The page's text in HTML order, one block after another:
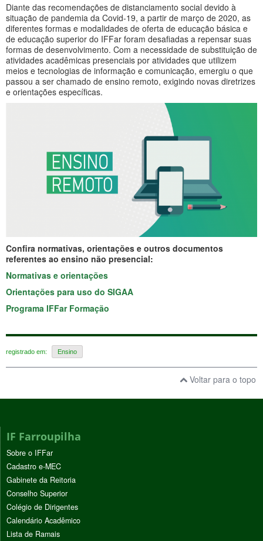
Diante das recomendações de distanciamento social devido à
situação de pandemia da Covid-19, a partir de março de 2020, as
diferentes formas e modalidades de oferta de educação básica e
de educação superior do IFFar foram desafiadas a repensar suas
formas de desenvolvimento. Com a necessidade de substituição de
atividades acadêmicas presenciais por atividades que utilizem
meios e tecnologias de informação e comunicação, emergiu o que
passou a ser chamado de ensino remoto, exigindo novas diretrizes
e orientações específicas.
Confira normativas, orientações e outros documentos
referentes ao ensino não presencial:
Normativas e orientações
Orientações para uso do SIGAA
Programa IFFar Formação
registrado em: Ensino
Voltar para o topo
IF Farroupilha
Sobre o IFFar
Cadastro e-MEC
Gabinete da Reitoria
Conselho Superior
Colégio de Dirigentes
Calendário Acadêmico
Lista de Ramais